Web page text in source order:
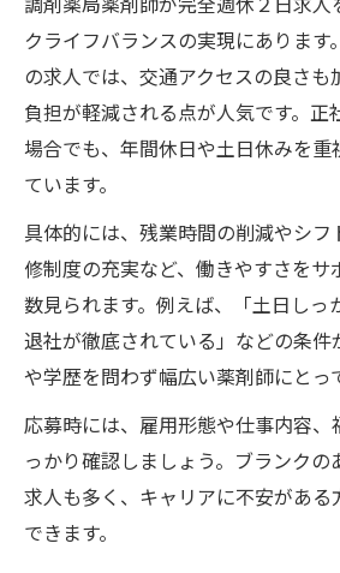
クライフバランスの実現にあります
の求人では、交通アクセスの良さも
負担が軽減される点が人気です。正
場合でも、年間休日や土日休みを重
ています。
具体的には、残業時間の削減やシ
修制度の充実など、働きやすさをサ
数見られます。例えば、「土日しっ
退社が徹底されている」などの条
や学歴を問わず幅広い薬剤師にとっ
応募時には、雇用形態や仕事内容、
っかり確認しましょう。ブランクの
求人も多く、キャリアに不安があ
できます。